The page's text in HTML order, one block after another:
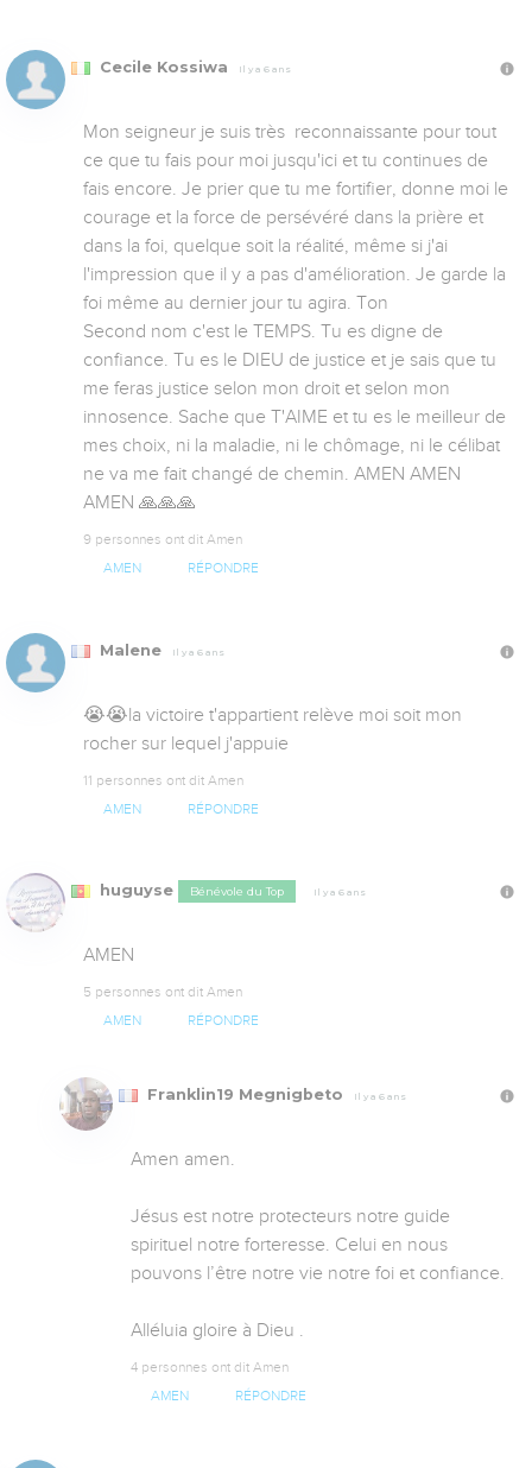
Cecile Kossiwa Il y a 6 ans
Mon seigneur je suis très  reconnaissante pour tout
ce que tu fais pour moi jusqu'ici et tu continues de
fais encore. Je prier que tu me fortifier, donne moi le
courage et la force de persévéré dans la prière et
dans la foi, quelque soit la réalité, même si j'ai
l'impression que il y a pas d'amélioration. Je garde la
foi même au dernier jour tu agira. Ton
Second nom c'est le TEMPS. Tu es digne de
confiance. Tu es le DIEU de justice et je sais que tu
me feras justice selon mon droit et selon mon
innosence. Sache que T'AIME et tu es le meilleur de
mes choix, ni la maladie, ni le chômage, ni le célibat
ne va me fait changé de chemin. AMEN AMEN
AMEN 🙏🙏🙏
9 personnes ont dit Amen
AMEN RÉPONDRE
Malene Il y a 6 ans
😭😭la victoire t'appartient relève moi soit mon
rocher sur lequel j'appuie
11 personnes ont dit Amen
AMEN RÉPONDRE
huguyse Bénévole du Top Il y a 6 ans
AMEN
5 personnes ont dit Amen
AMEN RÉPONDRE
Franklin19 Megnigbeto Il y a 6 ans
Amen amen.
Jésus est notre protecteurs notre guide
spirituel notre forteresse. Celui en nous
pouvons l’être notre vie notre foi et confiance.
Alléluia gloire à Dieu .
4 personnes ont dit Amen
AMEN RÉPONDRE